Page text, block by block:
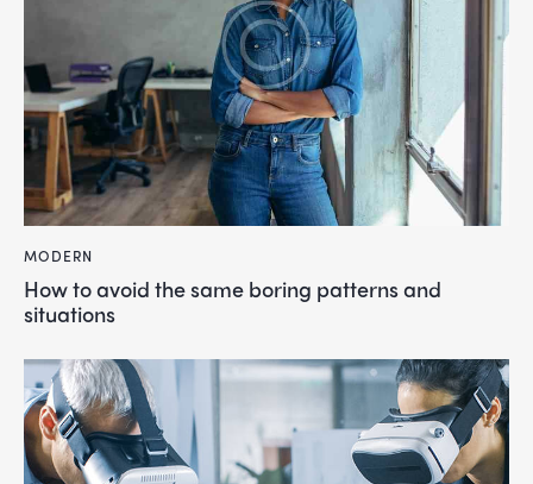
MODERN
How to avoid the same boring patterns and
situations